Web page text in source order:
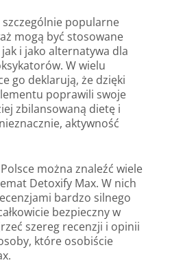
popularne
mogą być stosowane
i jako alternatywa dla
W wielu
go deklarują, że dzięki
poprawili swoje
zbilansowaną dietę i
aktywność
można znaleźć wiele
Detoxify Max. W nich
bardzo silnego
bezpieczny w
szereg recenzji i opinii
które osobiście